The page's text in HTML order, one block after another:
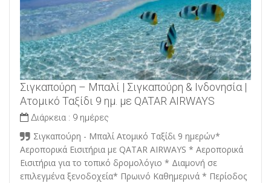
Σιγκαπούρη – Μπαλί | Σιγκαπούρη & Ινδονησία |
Ατομικό Ταξίδι 9 ημ. με QATAR AIRWAYS
Διάρκεια : 9 ημέρες
Σιγκαπούρη - Μπαλί Ατομικό Ταξίδι 9 ημερών*
Αεροπορικά Εισιτήρια με QATAR AIRWAYS * Αεροπορικά
Εισιτήρια για το τοπικό δρομολόγιο * Διαμονή σε
επιλεγμένα ξενοδοχεία* Πρωινό Καθημερινά * Περίοδος